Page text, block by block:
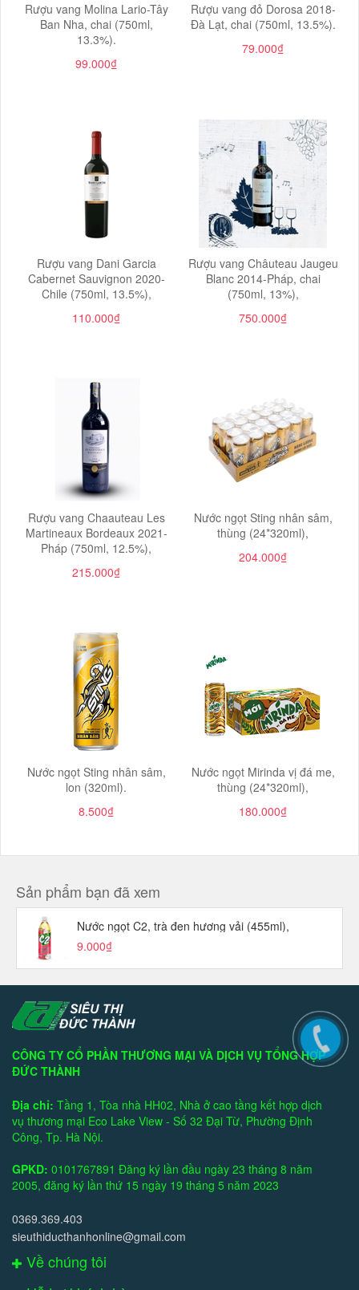
Rượu vang Molina Lario-Tây
Ban Nha, chai (750ml,
13.3%).
99.000₫
Rượu vang đỏ Dorosa 2018-
Đà Lạt, chai (750ml, 13.5%).
79.000₫
Rượu vang Dani Garcia
Cabernet Sauvignon 2020-
Chile (750ml, 13.5%),
110.000₫
Rượu vang Châuteau Jaugeu
Blanc 2014-Pháp, chai
(750ml, 13%),
750.000₫
Rượu vang Chaauteau Les
Martineaux Bordeaux 2021-
Pháp (750ml, 12.5%),
215.000₫
Nước ngọt Sting nhân sâm,
thùng (24*320ml),
204.000₫
Nước ngọt Sting nhân sâm,
lon (320ml).
8.500₫
Nước ngọt Mirinda vị đá me,
thùng (24*320ml),
180.000₫
Sản phẩm bạn đã xem
Nước ngọt C2, trà đen hương vải (455ml),
9.000₫
CÔNG TY CỔ PHẦN THƯƠNG MẠI VÀ DỊCH VỤ TỔNG HỢP
ĐỨC THÀNH
Địa chỉ: Tầng 1, Tòa nhà HH02, Nhà ở cao tầng kết hợp dịch
vụ thương mại Eco Lake View - Số 32 Đại Từ, Phường Định
Công, Tp. Hà Nội.
GPKD: 0101767891 Đăng ký lần đầu ngày 23 tháng 8 năm
2005, đăng ký lần thứ 15 ngày 19 tháng 5 năm 2023
0369.369.403
sieuthiducthanhonline@gmail.com
Về chúng tôi